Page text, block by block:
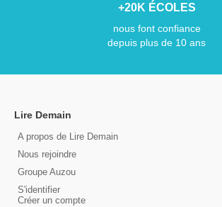
+20K ÉCOLES
nous font confiance
depuis plus de 10 ans
Lire Demain
A propos de Lire Demain
Nous rejoindre
Groupe Auzou
S'identifier
Créer un compte